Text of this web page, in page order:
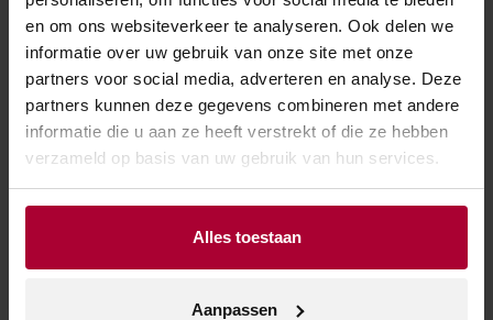
en om ons websiteverkeer te analyseren. Ook delen we
informatie over uw gebruik van onze site met onze
partners voor social media, adverteren en analyse. Deze
partners kunnen deze gegevens combineren met andere
informatie die u aan ze heeft verstrekt of die ze hebben
verzameld op basis van uw gebruik van hun services.
Alles toestaan
Aanpassen
Verkooppunt zoeken
Geen zakelijke klant? Vul dan uw plaatsnaam of
postcode in en vind het dichtstbijzijnde
verkooppunt.